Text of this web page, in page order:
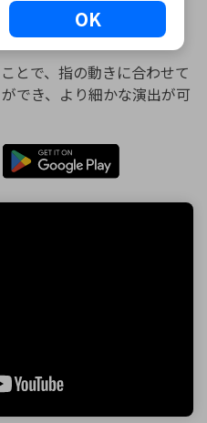
とで、指の動きに合わせて
でき、より細かな演出が可
OK